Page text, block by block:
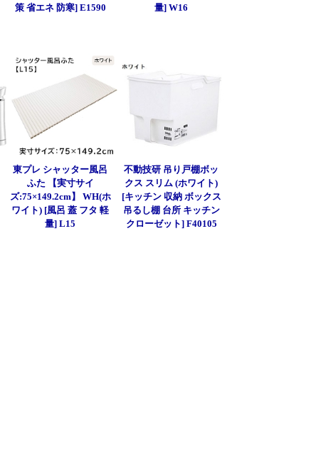
策 省エネ 防寒] E1590
量] W16
東プレ シャッター風呂
ふた 【実寸サイ
ズ:75×149.2cm】 WH(ホ
ワイト) [風呂 蓋 フタ 軽
量] L15
不動技研 吊り戸棚ボッ
クス スリム (ホワイト)
[キッチン 収納 ボックス
吊るし棚 台所 キッチン
クローゼット] F40105